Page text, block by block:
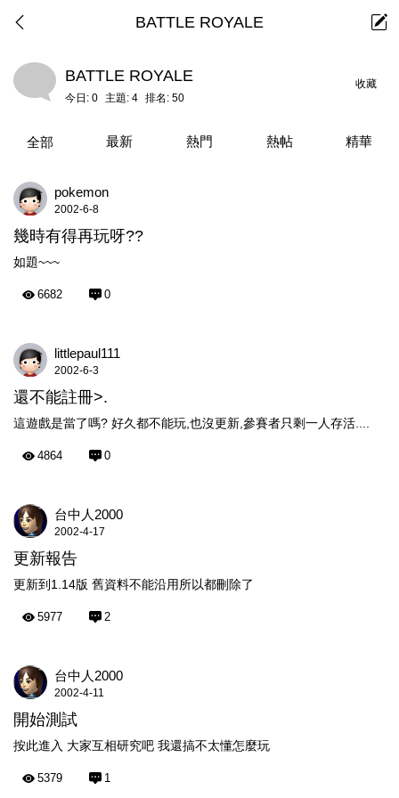
BATTLE ROYALE
收藏
BATTLE ROYALE
今日: 0 主題: 4 排名: 50
全部 最新 熱門 熱帖 精華
pokemon
2002-6-8
幾時有得再玩呀??
如題~~~
6682 0
littlepaul111
2002-6-3
還不能註冊>.
這遊戲是當了嗎? 好久都不能玩,也沒更新,參賽者只剩一人存活....
4864 0
台中人2000
2002-4-17
更新報告
更新到1.14版 舊資料不能沿用所以都刪除了
5977 2
台中人2000
2002-4-11
開始測試
按此進入 大家互相研究吧 我還搞不太懂怎麼玩
5379 1